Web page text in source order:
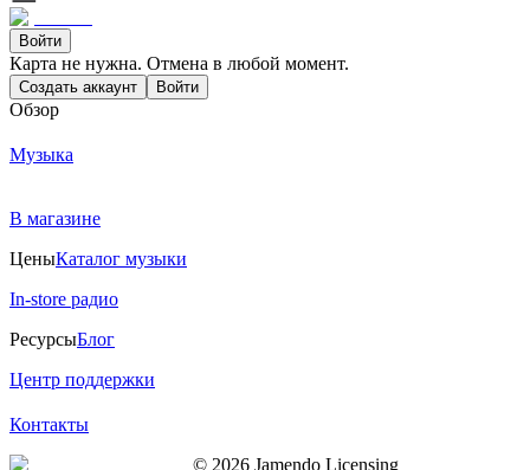
Войти
Карта не нужна. Отмена в любой момент.
Создать аккаунт Войти
Обзор
Музыка
В магазине
ЦеныКаталог музыки
In-store радио
РесурсыБлог
Центр поддержки
Контакты
© 2026 Jamendo Licensing